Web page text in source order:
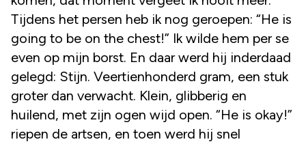
Tijdens het persen heb ik nog geroepen: “He is
going to be on the chest!” Ik wilde hem per se
even op mijn borst. En daar werd hij inderdaad
gelegd: Stijn. Veertienhonderd gram, een stuk
groter dan verwacht. Klein, glibberig en
huilend, met zijn ogen wijd open. “He is okay!”
riepen de artsen, en toen werd hij snel